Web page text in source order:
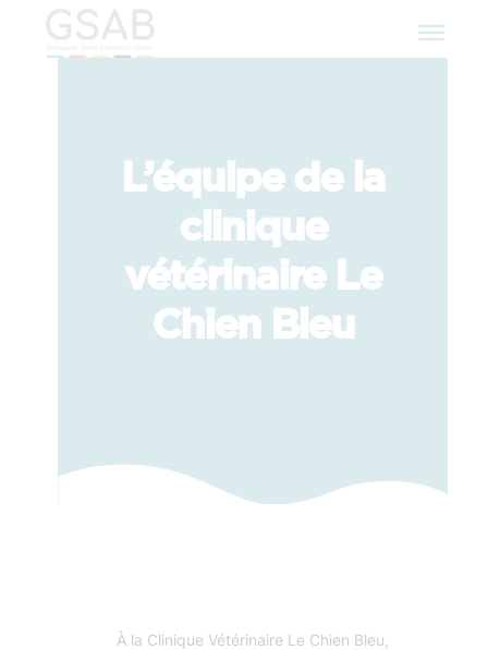
L’équipe de la
clinique
vétérinaire Le
Chien Bleu
À la Clinique Vétérinaire Le Chien Bleu,